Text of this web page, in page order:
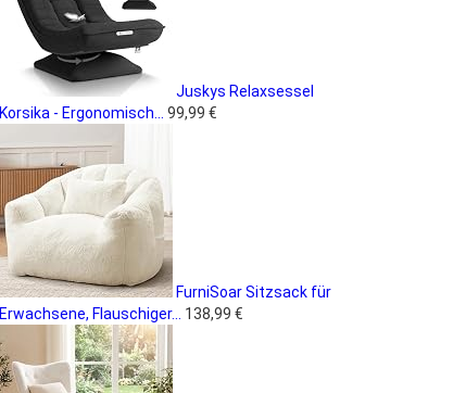
Juskys Relaxsessel
Korsika - Ergonomisch...
99,99 €
FurniSoar Sitzsack für
Erwachsene, Flauschiger...
138,99 €